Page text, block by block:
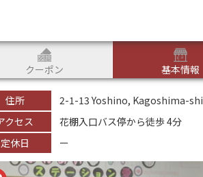
、様々なジャンルのクーポンが見つかる
クーポン 基本情報
住所
2-1-13 Yoshino, Kagoshima-shi
クセス
花棚入口バス停から徒歩 4分
定休日
ー